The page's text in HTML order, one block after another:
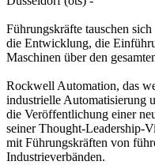
Führungskräfte tauschen
die Entwicklung, die
Maschinen über den
Rockwell Automation, das
industrielle Automatisierung
die Veröffentlichung einer
seiner Thought-Leadership-
mit Führungskräften von
Industrieverbänden.